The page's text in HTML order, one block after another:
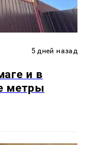
5 дней назад
и в
метры